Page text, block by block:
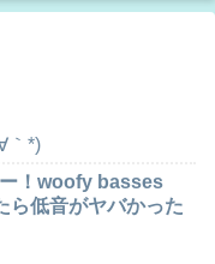
｀*)
！woofy basses
ら低音がヤバかった